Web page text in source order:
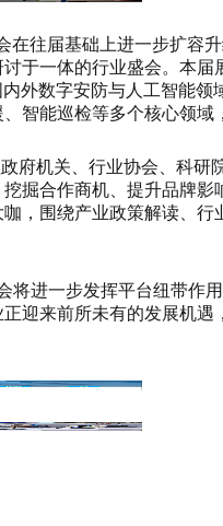
往届基础上进一步扩容
于一体的行业盛会。本
外数字安防与人工智能
智能巡检等多个核心领域
机关、行业协会、科
掘合作商机、提升品牌
，围绕产业政策解读、
进一步发挥平台纽带作
来前所未有的发展机遇